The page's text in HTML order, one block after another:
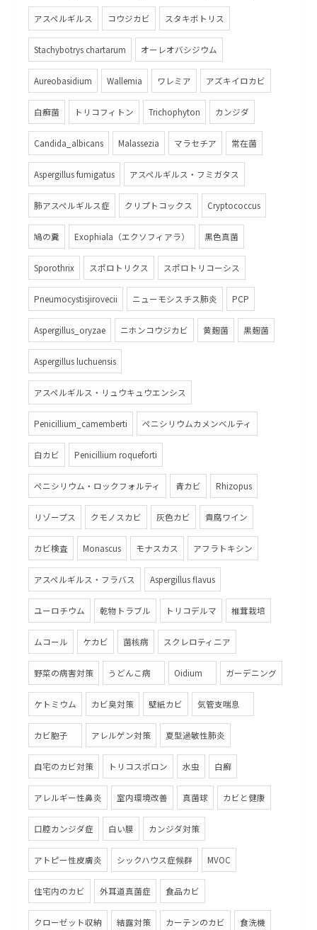
アスペルギルス コウジカビ スタキボトリス
Stachybotrys chartarum オーレオバシジウム
Aureobasidium Wallemia ワレミア アズキイロカビ
白癬菌 トリコフィトン Trichophyton カンジダ
Candida_albicans Malassezia マラセチア 常在菌
Aspergillus fumigatus アスペルギルス・フミガタス
肺アスペルギルス症 クリプトコックス Cryptococcus
鳩の糞 Exophiala（エクソフィアラ） 黒色真菌
Sporothrix スポロトリクス スポロトリコーシス
Pneumocystisjirovecii ニューモシスチス肺炎 PCP
Aspergillus_oryzae ニホンコウジカビ 黄麹菌 黒麹菌
Aspergillus luchuensis
アスペルギルス・リュウキュウエンシス
Penicillium_camemberti ペニシリウムカメンベルティ
白カビ Penicillium roqueforti
ペニシリウム・ロックフォルティ 青カビ Rhizopus
リゾープス クモノスカビ 灰色カビ 貴腐ワイン
カビ検査 Monascus モナスカス アフラトキシン
アスペルギルス・フラバス Aspergillus flavus
ユーロチウム 乾物トラブル トリコデルマ 椎茸栽培
ムコール ケカビ 菌核病 スクレロティニア
野菜の病害対策 うどんこ病 Oidium ガーデニング
ケトミウム カビ臭対策 壁紙カビ 気管支喘息
カビ胞子 アレルゲン対策 夏型過敏性肺炎
自宅のカビ対策 トリコスポロン 水虫 白癬
アレルギー性鼻炎 室内環境改善 真菌球 カビと健康
口腔カンジダ症 白い膜 カンジダ対策
アトピー性皮膚炎 シックハウス症候群 MVOC
住宅内のカビ 外耳道真菌症 食品カビ
クローゼット収納 結露対策 カーテンのカビ 食洗機